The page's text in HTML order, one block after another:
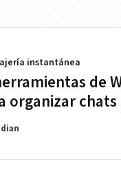
de
organizar
instantánea